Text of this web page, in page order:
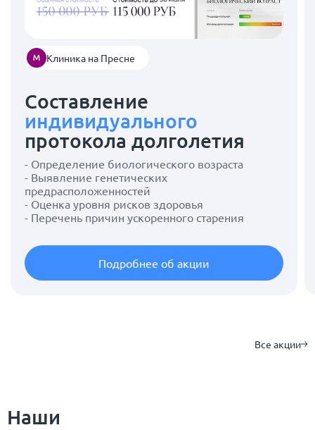
Клиника на Пресне
Составление
индивидуального
протокола долголетия
- Определение биологического возраста
- Выявление генетических
предрасположенностей
- Оценка уровня рисков здоровья
- Перечень причин ускоренного старения
Подробнее об акции
Все акции
Наши